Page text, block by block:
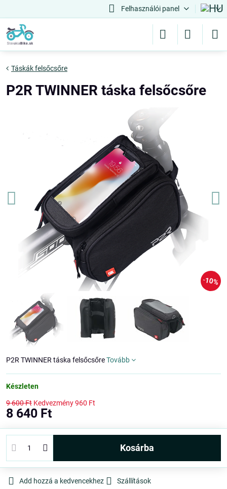
Felhasználói panel
10%
Táskák felsőcsőre
P2R TWINNER táska felsőcsőre
P2R TWINNER táska felsőcsőreTovább
Készleten
9 600 Ft Kedvezmény960 Ft
8 640 Ft
kosárba
Add hozzá a kedvencekhez Szállítások